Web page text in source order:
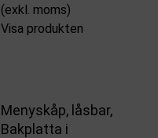
(exkl. moms)
Visa produkten
Menyskåp, låsbar,
Bakplatta i